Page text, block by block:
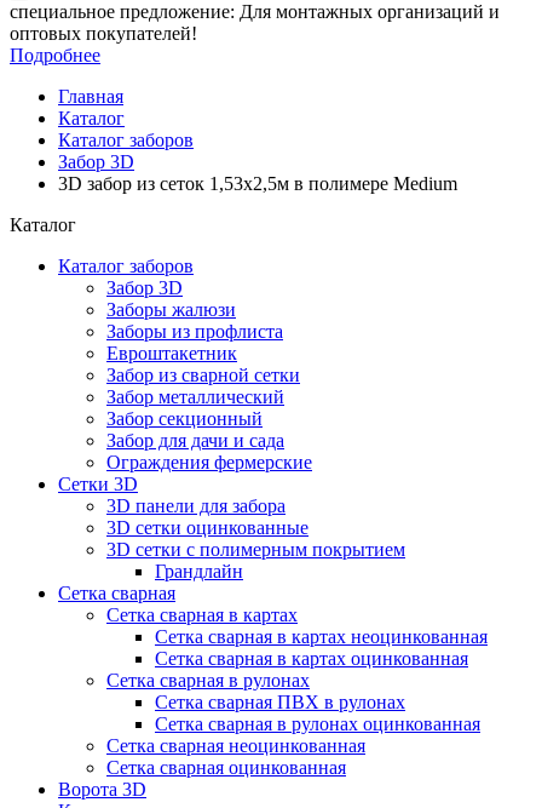
специальное предложение: Для монтажных организаций и
оптовых покупателей!
Подробнее
Главная
Каталог
Каталог заборов
Забор 3D
3D забор из сеток 1,53x2,5м в полимере Medium
Каталог
Каталог заборов
Забор 3D
Заборы жалюзи
Заборы из профлиста
Евроштакетник
Забор из сварной сетки
Забор металлический
Забор секционный
Забор для дачи и сада
Ограждения фермерские
Сетки 3D
3D панели для забора
3D сетки оцинкованные
3D сетки с полимерным покрытием
Грандлайн
Сетка сварная
Сетка сварная в картах
Сетка сварная в картах неоцинкованная
Сетка сварная в картах оцинкованная
Сетка сварная в рулонах
Cетка сварная ПВХ в рулонах
Сетка сварная в рулонах оцинкованная
Сетка сварная неоцинкованная
Сетка сварная оцинкованная
Ворота 3D